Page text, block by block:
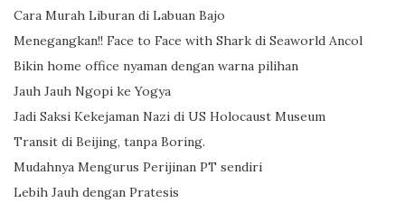
Cara Murah Liburan di Labuan Bajo
Menegangkan!! Face to Face with Shark di Seaworld Ancol
Bikin home office nyaman dengan warna pilihan
Jauh Jauh Ngopi ke Yogya
Jadi Saksi Kekejaman Nazi di US Holocaust Museum
Transit di Beijing, tanpa Boring.
Mudahnya Mengurus Perijinan PT sendiri
Lebih Jauh dengan Pratesis